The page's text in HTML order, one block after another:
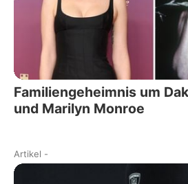
Familiengeheimnis um
und Marilyn Monroe
Artikel -